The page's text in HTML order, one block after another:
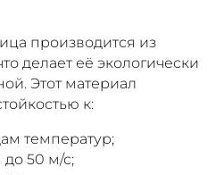
производится из
делает её экологически
Этот материал
к:
температур;
50 м/с;